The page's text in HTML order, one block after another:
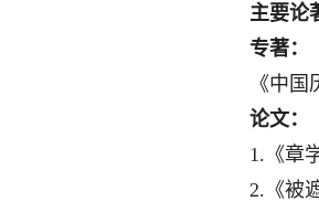
主要论
专著：
《中
论文：
1.《章
2.《被